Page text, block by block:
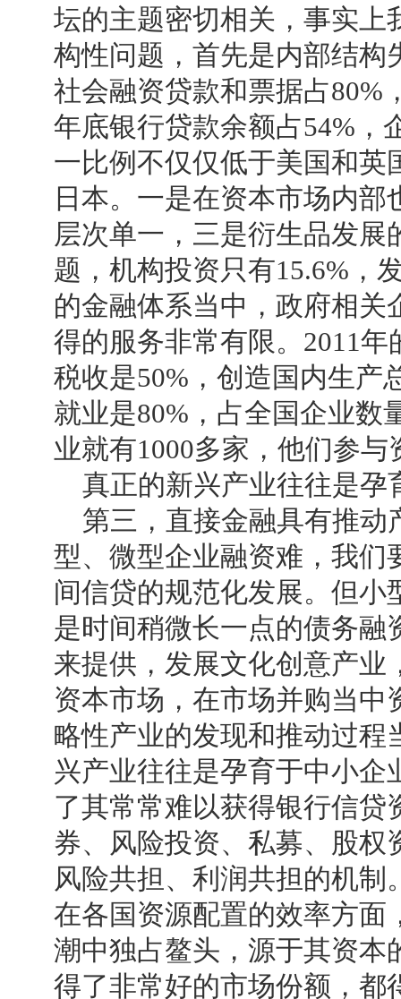
坛的主题密切相关，事实上
构性问题，首先是内部结构
社会融资贷款和票据占80%
年底银行贷款余额占54%，
一比例不仅仅低于美国和英
日本。一是在资本市场内
层次单一，三是衍生品发
题，机构投资只有15.6%，
的金融体系当中，政府相
得的服务非常有限。2011
税收是50%，创造国内生产
就业是80%，占全国企业数
业就有1000多家，他们参
真正的新兴产业往往是孕
第三，直接金融具有推动
型、微型企业融资难，我们
间信贷的规范化发展。但
是时间稍微长一点的债务融
来提供，发展文化创意产业
资本市场，在市场并购当
略性产业的发现和推动过程
兴产业往往是孕育于中小
了其常常难以获得银行信
券、风险投资、私募、股权
风险共担、利润共担的机
在各国资源配置的效率方面
潮中独占鳌头，源于其资本
得了非常好的市场份额，都